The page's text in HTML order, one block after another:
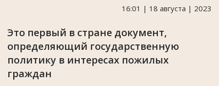
16:01 | 18 августа | 2023
Это первый в стране документ,
определяющий государственную
политику в интересах пожилых
граждан